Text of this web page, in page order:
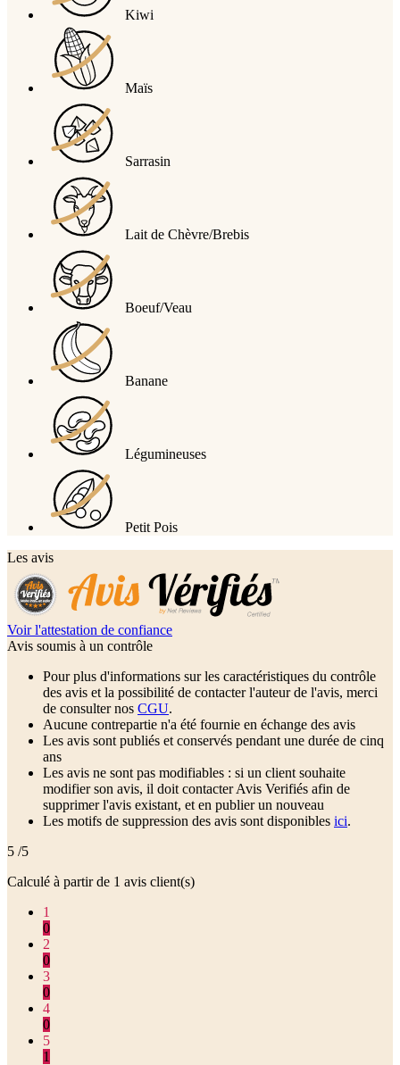
Kiwi
Maïs
Sarrasin
Lait de Chèvre/Brebis
Boeuf/Veau
Banane
Légumineuses
Petit Pois
Les avis
Voir l'attestation de confiance
Avis soumis à un contrôle
Pour plus d'informations sur les caractéristiques du contrôle
des avis et la possibilité de contacter l'auteur de l'avis, merci
de consulter nos CGU.
Aucune contrepartie n'a été fournie en échange des avis
Les avis sont publiés et conservés pendant une durée de cinq
ans
Les avis ne sont pas modifiables : si un client souhaite
modifier son avis, il doit contacter Avis Verifiés afin de
supprimer l'avis existant, et en publier un nouveau
Les motifs de suppression des avis sont disponibles ici.
5 /5
Calculé à partir de 1 avis client(s)
1
0
2
0
3
0
4
0
5
1